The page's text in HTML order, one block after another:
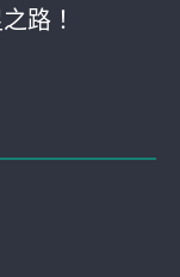
路！